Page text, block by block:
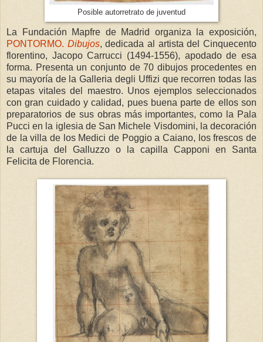
Posible autorretrato de juventud
La Fundación Mapfre de Madrid organiza la exposición,
PONTORMO. Dibujos, dedicada al artista del Cinquecento
florentino, Jacopo Carrucci (1494-1556), apodado de esa
forma. Presenta un conjunto de 70 dibujos procedentes en
su mayoría de la Galleria degli Uffizi que recorren todas las
etapas vitales del maestro. Unos ejemplos seleccionados
con gran cuidado y calidad, pues buena parte de ellos son
preparatorios de sus obras más importantes, como la Pala
Pucci en la iglesia de San Michele Visdomini, la decoración
de la villa de los Medici de Poggio a Caiano, los frescos de
la cartuja del Galluzzo o la capilla Capponi en Santa
Felicita de Florencia.